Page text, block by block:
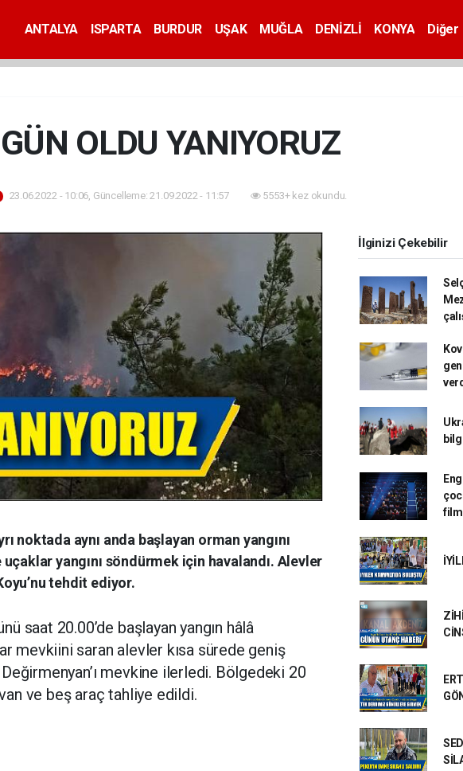
ANTALYA ISPARTA BURDUR UŞAK MUĞLA DENİZLİ KONYA Diğer
OLDU YANIYORUZ
23.06.2022 - 10:06, Güncelleme: 21.09.2022 - 11:57 5553+ kez okundu.
noktada aynı anda başlayan orman yangını
yangını söndürmek için havalandı. Alevler
tehdit ediyor.
saat 20.00’de başlayan yangın hâlâ
mevkiini saran alevler kısa sürede geniş
mevkine ilerledi. Bölgedeki 20
ve beş araç tahliye edildi.
İlginizi Çekebilir
film